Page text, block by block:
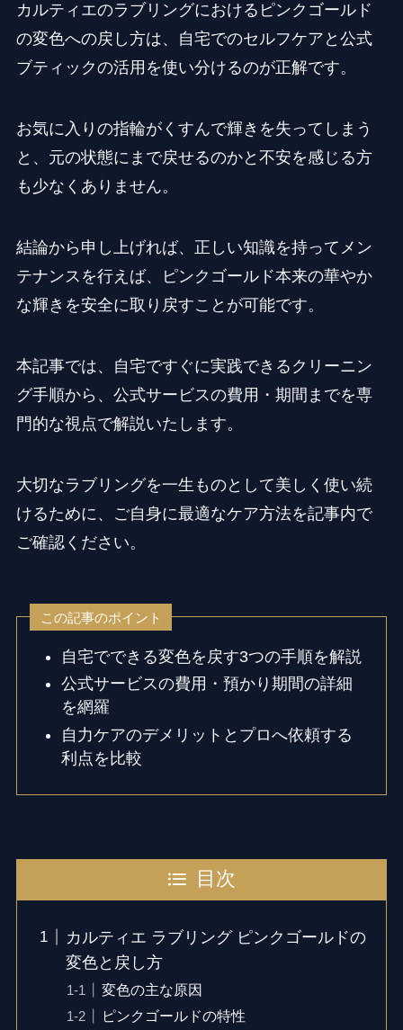
カルティエのラブリングにおけるピンクゴールド
の変色への戻し方は、自宅でのセルフケアと公式
ブティックの活用を使い分けるのが正解です。
お気に入りの指輪がくすんで輝きを失ってしまう
と、元の状態にまで戻せるのかと不安を感じる方
も少なくありません。
結論から申し上げれば、正しい知識を持ってメン
テナンスを行えば、ピンクゴールド本来の華やか
な輝きを安全に取り戻すことが可能です。
本記事では、自宅ですぐに実践できるクリーニン
グ手順から、公式サービスの費用・期間までを専
門的な視点で解説いたします。
大切なラブリングを一生ものとして美しく使い続
けるために、ご自身に最適なケア方法を記事内で
ご確認ください。
この記事のポイント
自宅でできる変色を戻す3つの手順を解説
公式サービスの費用・預かり期間の詳細
を網羅
自力ケアのデメリットとプロへ依頼する
利点を比較
目次
カルティエ ラブリング ピンクゴールドの
変色と戻し方
変色の主な原因
ピンクゴールドの特性